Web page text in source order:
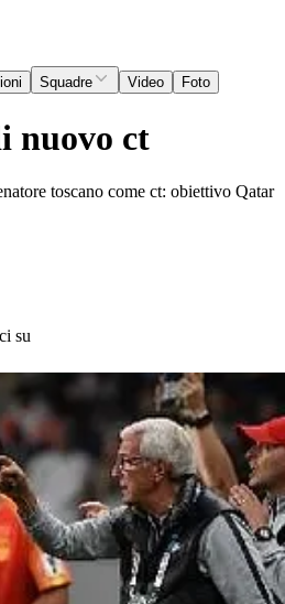
Squadre Video Foto
nuovo ct
toscano come ct: obiettivo Qatar
su